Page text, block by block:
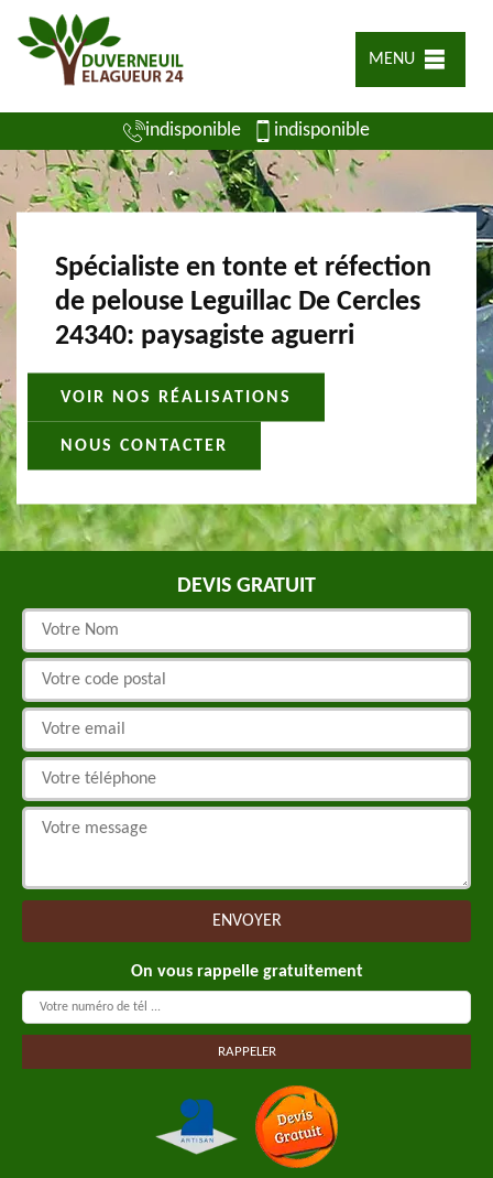
MENU
indisponible indisponible
Spécialiste en tonte et réfection
de pelouse Leguillac De Cercles
24340: paysagiste aguerri
VOIR NOS RÉALISATIONS
NOUS CONTACTER
DEVIS GRATUIT
On vous rappelle gratuitement